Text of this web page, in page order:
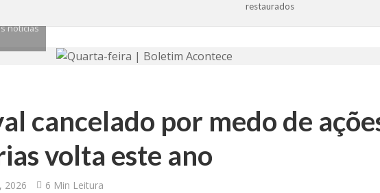
restaurados
notícias
cancelado por medo de
volta este ano
2026 6 Min Leitura